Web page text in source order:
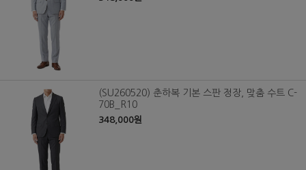
(SU260520) 춘하복 기본 스판 정장, 맞춤 수트 C-
70B_R10
348,000원